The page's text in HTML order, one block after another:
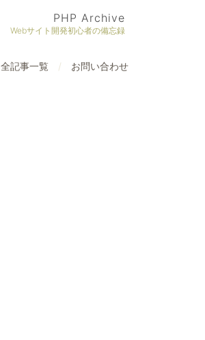
PHP Archive
Webサイト開発初心者の備忘録
全記事一覧 お問い合わせ